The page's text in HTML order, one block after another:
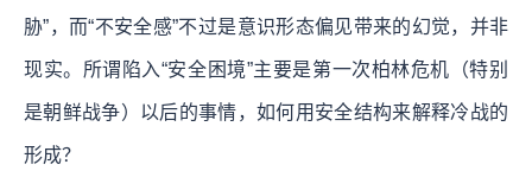
胁”，而“不安全感”不过是意识形态偏见带来的幻觉，并非
现实。所谓陷入“安全困境”主要是第一次柏林危机（特别
是朝鲜战争）以后的事情，如何用安全结构来解释冷战的
形成？